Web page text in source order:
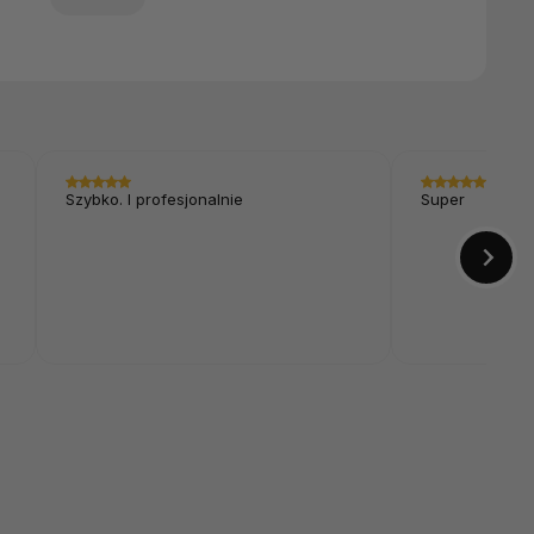
Szybko. I profesjonalnie Super